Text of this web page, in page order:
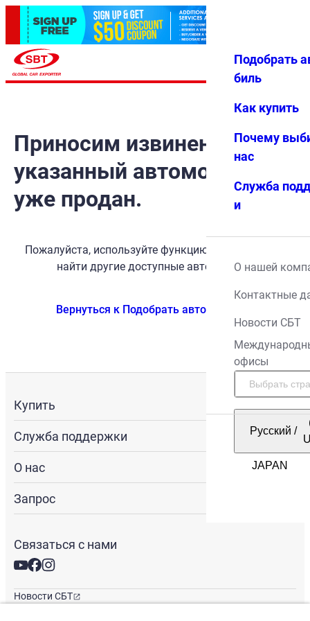
Избранн
Меню
Подобрать
биль
Как купить
Почему
нас
Служба
и
О нашей
Контактные
Новости СБТ
офисы
Русский /
Приносим извинения, но
указанный автомобиль
уже продан.
Пожалуйста, используйте функцию поиска, чтобы
найти другие доступные автомобили.
Вернуться к Подобрать автомобиль
Купить
Служба поддержки
О нас
Запрос
Связаться с нами
Новости СБТ